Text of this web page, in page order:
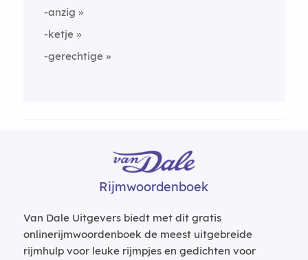
-anzig
-ketje
-gerechtige
Rijmwoordenboek
Van Dale Uitgevers biedt met dit gratis
onlinerijmwoordenboek de meest uitgebreide
rijmhulp voor leuke rijmpjes en gedichten voor